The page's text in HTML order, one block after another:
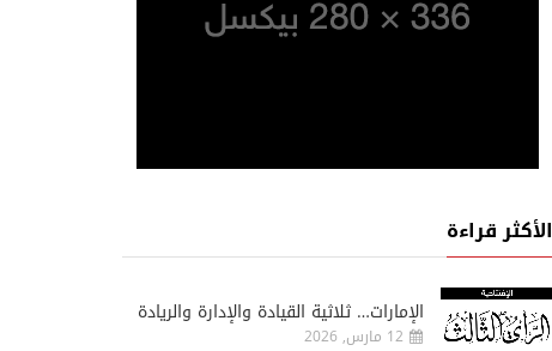
الأكثر قراءة
الإمارات… ثلاثية القيادة والإدارة والريادة
12 مارس, 2026